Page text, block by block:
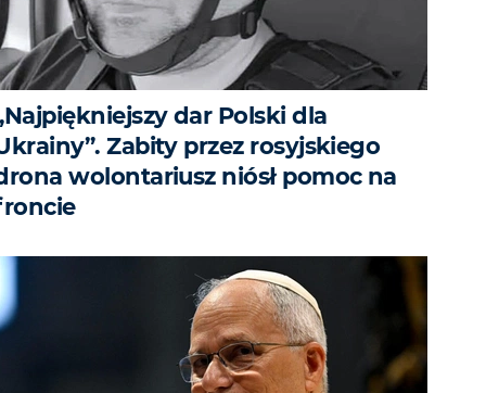
dar Polski dla
Zabity przez rosyjskiego
wolontariusz niósł pomoc na